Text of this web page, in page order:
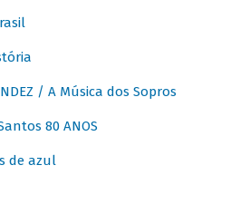
/ A Música dos Sopros
80 ANOS
de azul